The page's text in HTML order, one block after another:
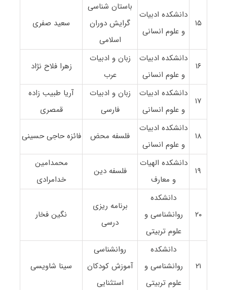
۱۵
دانشکده ادبیات
و علوم انسانی
باستان شناسی
گرایش دوران
اسلامی
سعید صفری
۱۶
دانشکده ادبیات
و علوم انسانی
زبان و ادبیات
عرب
زهرا فلاح نژاد
۱۷
دانشکده ادبیات
و علوم انسانی
زبان و ادبیات
فارسی
آریا طبیب زاده
قمصری
۱۸
دانشکده ادبیات
و علوم انسانی
فلسفه محض فائزه حاجی حسینی
۱۹
دانشکده الهیات
و معارف
فلسفه دین
محمدامین
خدامرادی
۲۰
دانشکده
روانشناسی و
علوم تربیتی
برنامه ریزی
درسی
نگین فخار
۲۱
دانشکده
روانشناسی و
علوم تربیتی
روانشناسی
آموزش کودکان
استثنایی
سینا شاویسی